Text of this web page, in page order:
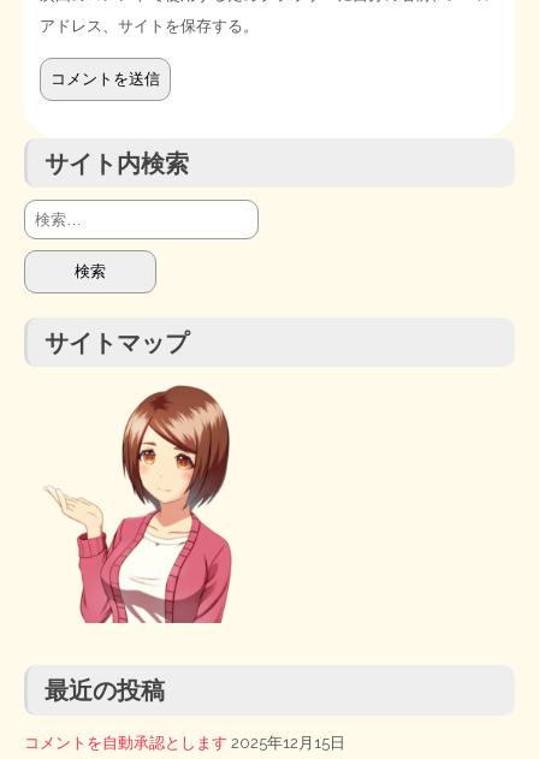
アドレス、サイトを保存する。
サイト内検索
検
索:
サイトマップ
最近の投稿
コメントを自動承認とします 2025年12月15日